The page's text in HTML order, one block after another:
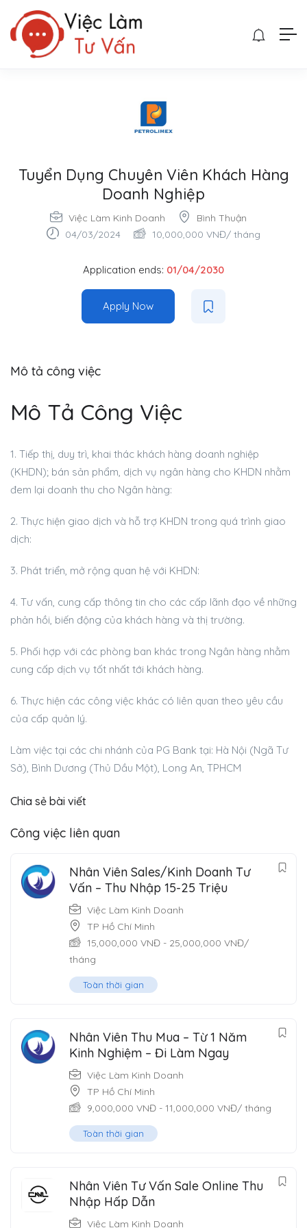
Tuyển Dụng Chuyên Viên Khách Hàng
Doanh Nghiệp
Việc Làm Kinh Doanh
Bình Thuận
04/03/2024
10,000,000 VNĐ/ tháng
Application ends: 01/04/2030
Apply Now
Mô tả công việc
Mô Tả Công Việc
1. Tiếp thị, duy trì, khai thác khách hàng doanh nghiệp
(KHDN); bán sản phẩm, dịch vụ ngân hàng cho KHDN nhằm
đem lại doanh thu cho Ngân hàng:
2. Thực hiện giao dịch và hỗ trợ KHDN trong quá trình giao
dịch:
3. Phát triển, mở rộng quan hệ với KHDN:
4. Tư vấn, cung cấp thông tin cho các cấp lãnh đạo về những
phản hồi, biến động của khách hàng và thị trường.
5. Phối hợp với các phòng ban khác trong Ngân hàng nhằm
cung cấp dịch vụ tốt nhất tới khách hàng.
6. Thực hiện các công việc khác có liên quan theo yêu cầu
của cấp quản lý.
Làm việc tại các chi nhánh của PG Bank tại: Hà Nội (Ngã Tư
Sở), Bình Dương (Thủ Dầu Một), Long An, TPHCM
Chia sẻ bài viết
Công việc liên quan
Nhân Viên Sales/Kinh Doanh Tư
Vấn – Thu Nhập 15-25 Triệu
Việc Làm Kinh Doanh
TP Hồ Chí Minh
15,000,000 VNĐ - 25,000,000 VNĐ/
tháng
Toàn thời gian
Nhân Viên Thu Mua – Từ 1 Năm
Kinh Nghiệm – Đi Làm Ngay
Việc Làm Kinh Doanh
TP Hồ Chí Minh
9,000,000 VNĐ - 11,000,000 VNĐ/ tháng
Toàn thời gian
Nhân Viên Tư Vấn Sale Online Thu
Nhập Hấp Dẫn
Việc Làm Kinh Doanh